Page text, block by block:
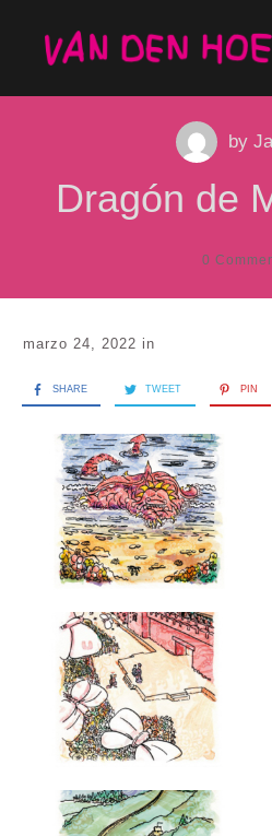
by
Dragón de
0
marzo 24, 2022 in
SHARE TWEET PIN